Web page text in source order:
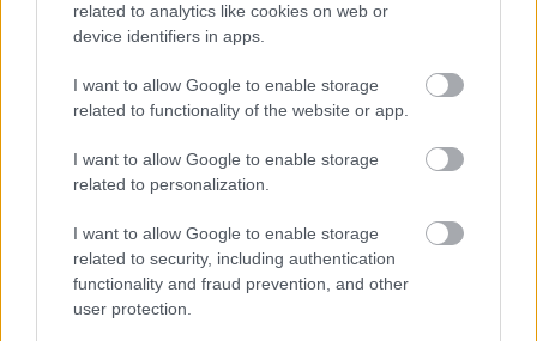
related to analytics like cookies on web or
device identifiers in apps.
I want to allow Google to enable storage
related to functionality of the website or app.
I want to allow Google to enable storage
related to personalization.
I want to allow Google to enable storage
related to security, including authentication
functionality and fraud prevention, and other
user protection.
SZEMBE MERSZ NÉZNI AZZAL, AKIVÉ
VÁLHATTÁL VOLNA?
TERMÉSZETFELETTI ERŐK ÉS ELFELEDETT
TITKOK: ITT A SHELBY OAKS – A GONOSZ
NYOMÁBAN MAGYAR ELŐZETESE